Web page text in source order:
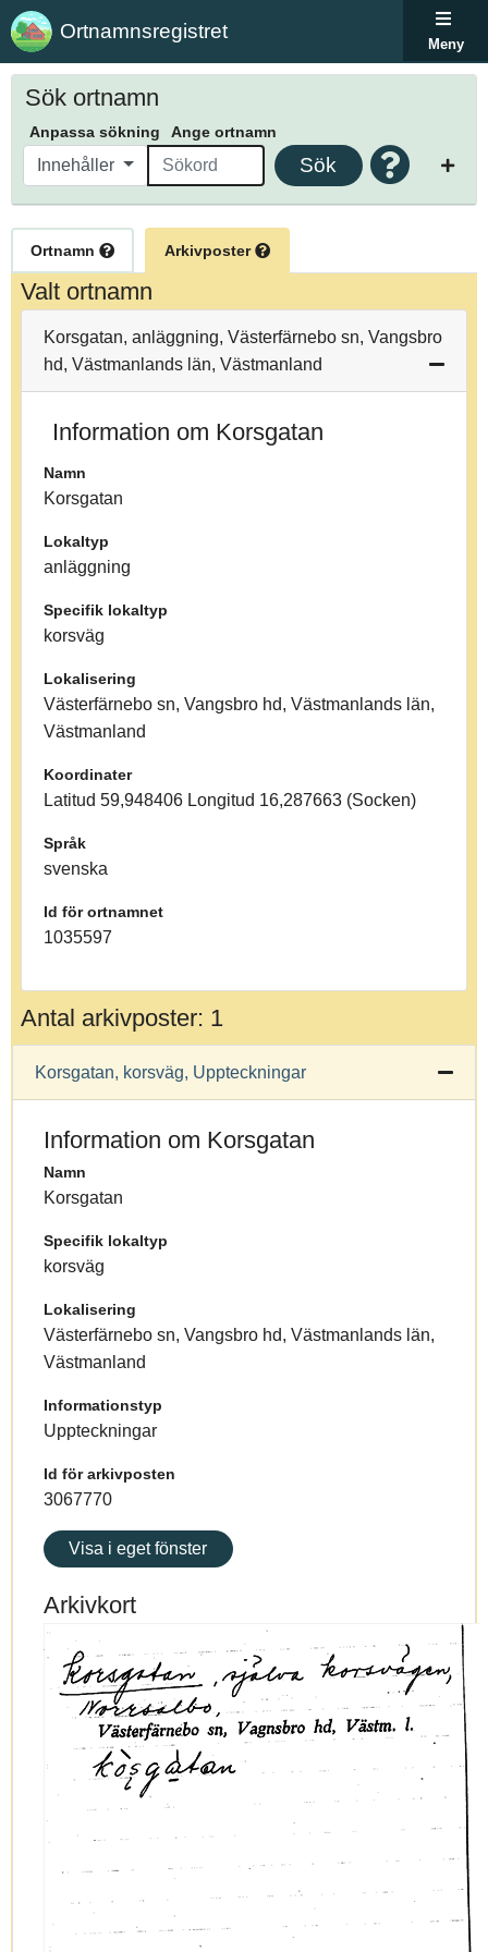
Ortnamnsregistret
Meny
Sök ortnamn
Anpassa sökning Ange ortnamn
Innehåller Sök
Ortnamn Arkivposter
Valt ortnamn
Korsgatan, anläggning, Västerfärnebo sn, Vangsbro
hd, Västmanlands län, Västmanland
Information om Korsgatan
Namn
Korsgatan
Lokaltyp
anläggning
Specifik lokaltyp
korsväg
Lokalisering
Västerfärnebo sn, Vangsbro hd, Västmanlands län,
Västmanland
Koordinater
Latitud 59,948406 Longitud 16,287663 (Socken)
Språk
svenska
Id för ortnamnet
1035597
Antal arkivposter: 1
Korsgatan, korsväg, Uppteckningar
Information om Korsgatan
Namn
Korsgatan
Specifik lokaltyp
korsväg
Lokalisering
Västerfärnebo sn, Vangsbro hd, Västmanlands län,
Västmanland
Informationstyp
Uppteckningar
Id för arkivposten
3067770
Visa i eget fönster
Arkivkort